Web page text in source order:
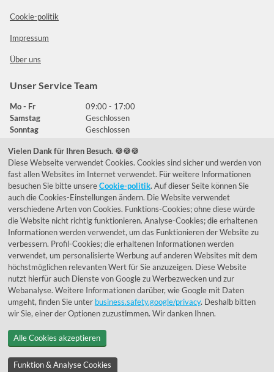
Cookie-politik
Impressum
Über uns
Unser Service Team
Mo - Fr
09:00 - 17:00
Samstag
Geschlossen
Sonntag
Geschlossen
Häufig gestellte Fragen
039292 - 678215
de@lumidora.com
FacebookInstagram
Kundenmeinungen
Exzellent - eKomi.de
Vielen Dank für Ihren Besuch. 🍪🍪🍪
Diese Webseite verwendet Cookies. Cookies sind sicher und werden von
fast allen Websites im Internet verwendet. Für weitere Informationen
besuchen Sie bitte unsereCookie-politik. Auf dieser Seite können Sie
auch die Cookies-Einstellungen ändern. Die Website verwendet
verschiedene Arten von Cookies. Funktions-Cookies; ohne diese würde
die Website nicht richtig funktionieren. Analyse-Cookies; die erhaltenen
Informationen werden verwendet, um das Funktionieren der Website zu
verbessern. Profil-Cookies; die erhaltenen Informationen werden
verwendet, um personalisierte Werbung auf anderen Websites mit dem
höchstmöglichen relevanten Wert für Sie anzuzeigen. Diese Website
nutzt hierfür auch Dienste von Google zu Werbezwecken und zur
Webanalyse. Weitere Informationen darüber, wie Google mit Daten
umgeht, finden Sie unter business.safety.google/privacy. Deshalb bitten
wir Sie, einer der Optionen zuzustimmen. Wir danken Ihnen.
Alle Cookies akzeptieren
Funktion & Analyse Cookies